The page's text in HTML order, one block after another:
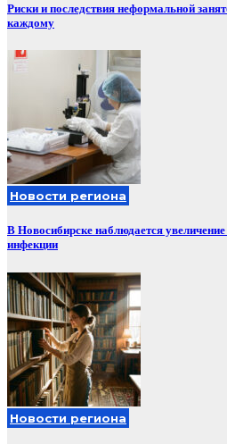
Риски и последствия неформальной
каждому
Новости региона
В Новосибирске наблюдается
инфекции
Новости региона